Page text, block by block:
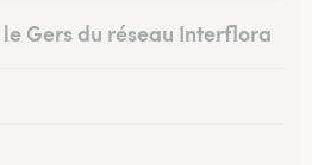
Gers du réseau Interflora